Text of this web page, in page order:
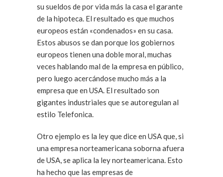
su sueldos de por vida más la casa el garante
de la hipoteca. El resultado es que muchos
europeos están «condenados» en su casa.
Estos abusos se dan porque los gobiernos
europeos tienen una doble moral, muchas
veces hablando mal de la empresa en público,
pero luego acercándose mucho más a la
empresa que en USA. El resultado son
gigantes industriales que se autoregulan al
estilo Telefonica.
Otro ejemplo es la ley que dice en USA que, si
una empresa norteamericana soborna afuera
de USA, se aplica la ley norteamericana. Esto
ha hecho que las empresas de